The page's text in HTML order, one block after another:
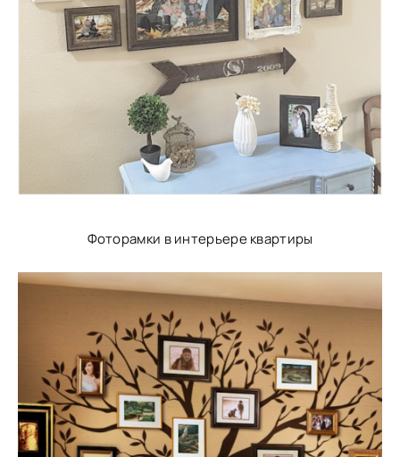
Фоторамки в интерьере квартиры